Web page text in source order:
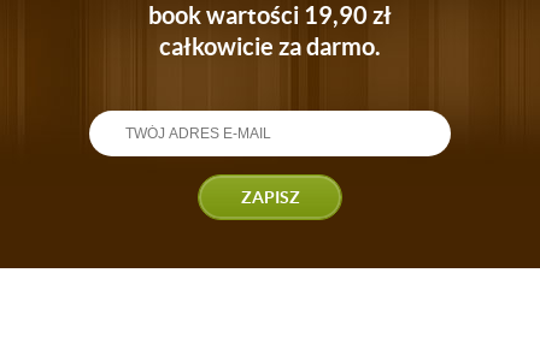
book wartości 19,90 zł
całkowicie za darmo.
ZAPISZ